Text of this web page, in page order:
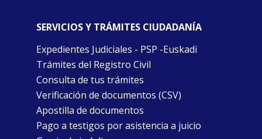
SERVICIOS Y TRÁMITES CIUDADANÍA
Expedientes Judiciales - PSP -Euskadi
Trámites del Registro Civil
Consulta de tus trámites
Verificación de documentos (CSV)
Apostilla de documentos
Pago a testigos por asistencia a juicio